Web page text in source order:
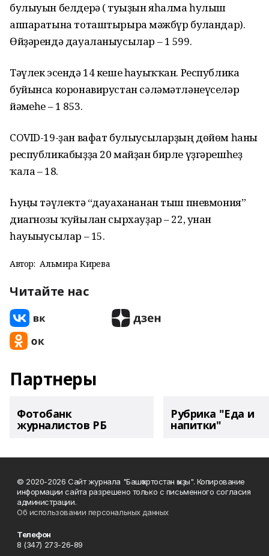
булыуын белдерә ( туғыҙын яһалма һулыш
аппаратына тоташтырырға мәжбүр булғандар).
Өйҙәрендә дауаланыусылар – 1 599.
Тәүлек эсендә 14 кеше һауыҡҡан. Республика
буйынса коронавирустан сәләмәтләнеүселәр
йәмғеһе – 1 853.
COVID-19-ҙан вафат булыусыларҙың дөйөм һаны
республикабыҙҙа 20 майҙан бирле үҙгәрешһеҙ
ҡала – 18.
Һуңғы тәүлектә “дауахананан тыш пневмония”
диагнозы ҡуйылған сырхауҙар – 22, унан
һауығыусылар – 15.
Автор: Альмира Кирәева
Читайте нас
Партнеры
Фотобанк
журналистов РБ
Рубрика "Еда и
напитки"
© 2020-2026 Сайт журнала "Башҡортостан ҡыҙы". Копирование
информации сайта разрешено только с письменного согласия
администрации.
Об использовании персональных данных
Телефон
8 (347) 273-26-89